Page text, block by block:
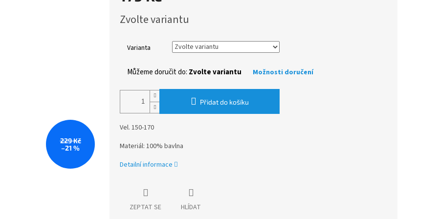
229 Kč
–21 %
cena:
Zvolte variantu
Varianta
Můžeme doručit do: Zvolte variantu Možnosti doručení
Přidat do košíku
Vel. 150-170
Materiál: 100% bavlna
Detailní informace
ZEPTAT SE HLÍDAT